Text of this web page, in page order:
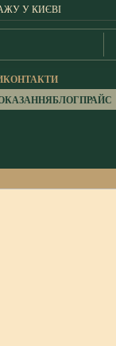
У КИЄВІ
КОНТАКТИ
БЛОГПРАЙС